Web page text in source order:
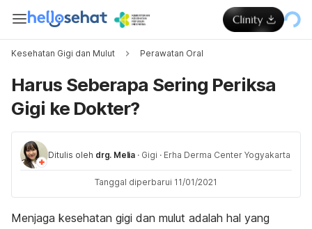
Kesehatan Gigi dan Mulut Perawatan Oral
Harus Seberapa Sering Periksa
Gigi ke Dokter?
Ditulis oleh drg. Melia · Gigi · Erha Derma Center Yogyakarta
Tanggal diperbarui 11/01/2021
Menjaga kesehatan gigi dan mulut adalah hal yang